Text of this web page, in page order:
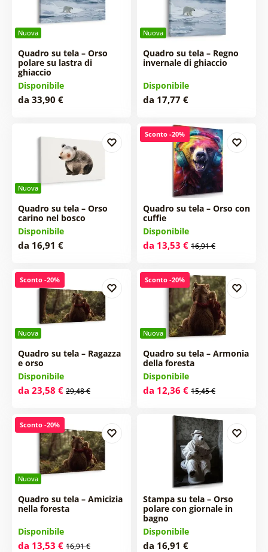
Nuova
Quadro su tela – Orso
polare su lastra di
ghiaccio
Disponibile
da 33,90 €
Nuova
Quadro su tela – Regno
invernale di ghiaccio
Disponibile
da 17,77 €
Nuova
Quadro su tela – Orso
carino nel bosco
Disponibile
da 16,91 €
Sconto -20%
Quadro su tela – Orso con
cuffie
Disponibile
da 13,53 € 16,91 €
Nuova
Sconto -20%
Quadro su tela – Ragazza
e orso
Disponibile
da 23,58 € 29,48 €
Nuova
Sconto -20%
Quadro su tela – Armonia
della foresta
Disponibile
da 12,36 € 15,45 €
Nuova
Sconto -20%
Quadro su tela – Amicizia
nella foresta
Disponibile
da 13,53 € 16,91 €
Stampa su tela – Orso
polare con giornale in
bagno
Disponibile
da 16,91 €